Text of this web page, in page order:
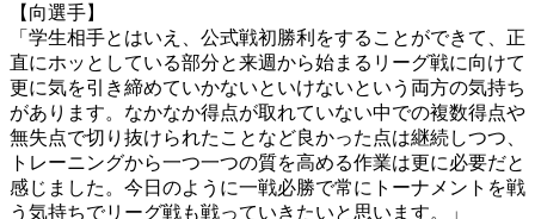
【向選手】
「学生相手とはいえ、公式戦初勝利をすることができて、正
直にホッとしている部分と来週から始まるリーグ戦に向けて
更に気を引き締めていかないといけないという両方の気持ち
があります。なかなか得点が取れていない中での複数得点や
無失点で切り抜けられたことなど良かった点は継続しつつ、
トレーニングから一つ一つの質を高める作業は更に必要だと
感じました。今日のように一戦必勝で常にトーナメントを戦
う気持ちでリーグ戦も戦っていきたいと思います。」